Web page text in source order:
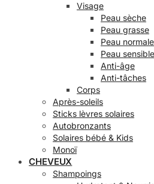
Visage
Peau sèche
Peau grasse
Peau
Peau sensible
Anti-âge
Anti-tâches
Corps
Après-soleils
Sticks lèvres solaires
Autobronzants
Solaires bébé & Kids
Monoï
CHEVEUX
Shampoings